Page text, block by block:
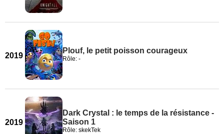
2019
Plouf, le petit poisson courageux
Rôle: -
2019
Dark Crystal : le temps de la résistance -
Saison 1
Rôle: skekTek